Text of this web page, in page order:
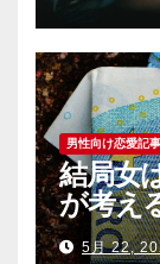
男性向け恋愛記事
結局女
が考え
5月 22,